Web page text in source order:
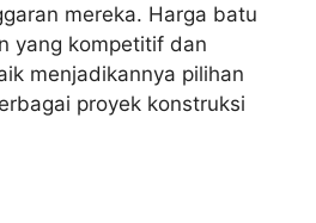
mereka. Harga batu
yang kompetitif dan
menjadikannya pilihan
proyek konstruksi